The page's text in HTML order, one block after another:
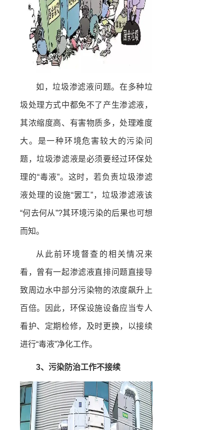
如，垃圾渗滤液问题。在多种垃
圾处理方式中都免不了产生渗滤液，
其浓缩度高、有害物质多，处理难度
大。是一种环境危害较大的污染问
题，垃圾渗滤液是必须要经过环保处
理的“毒液”。这时，若负责垃圾渗滤
液处理的设施“罢工”，垃圾渗滤液该
“何去何从”?其环境污染的后果也可想
而知。
从此前环境督查的相关情况来
看，曾有一起渗滤液直排问题直接导
致周边水中部分污染物的浓度飙升上
百倍。因此，环保设施设备应当专人
看护、定期检修，及时更换，以接续
进行“毒液”净化工作。
3、污染防治工作不接续